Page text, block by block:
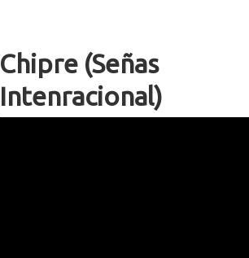
Chipre (Señas
Intenracional)